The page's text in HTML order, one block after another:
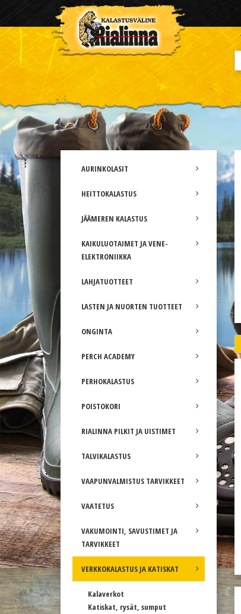
AURINKOLASIT
HEITTOKALASTUS
JÄÄMEREN KALASTUS
KAIKULUOTAIMET JA VENE-
ELEKTRONIIKKA
LAHJATUOTTEET
LASTEN JA NUORTEN TUOTTEET
ONGINTA
PERCH ACADEMY
PERHOKALASTUS
POISTOKORI
RIALINNA PILKIT JA UISTIMET
TALVIKALASTUS
VAAPUNVALMISTUS TARVIKKEET
VAATETUS
VAKUMOINTI, SAVUSTIMET JA
TARVIKKEET
VERKKOKALASTUS JA KATISKAT
Kalaverkot
Katiskat, rysät, sumput